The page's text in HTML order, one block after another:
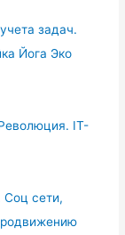
задач.
Йога Эко
IT-
сети,